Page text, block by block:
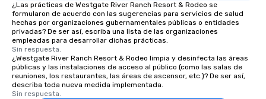
¿Las prácticas de Westgate River Ranch Resort & Rodeo se
formularon de acuerdo con las sugerencias para servicios de salud
hechas por organizaciones gubernamentales públicas o entidades
privadas? De ser así, escriba una lista de las organizaciones
empleadas para desarrollar dichas prácticas.
Sin respuesta.
¿Westgate River Ranch Resort & Rodeo limpia y desinfecta las áreas
públicas y las instalaciones de acceso al público (como las salas de
reuniones, los restaurantes, las áreas de ascensor, etc.)? De ser así,
describa toda nueva medida implementada.
Sin respuesta.